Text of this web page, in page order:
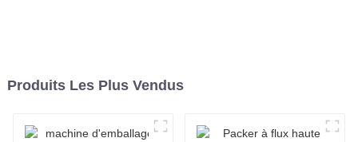
Produits Les Plus Vendus